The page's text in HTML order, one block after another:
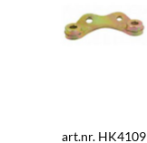
art.nr. HK4109